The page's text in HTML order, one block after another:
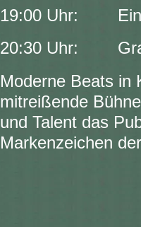
19:00 Uhr:
20:30 Uhr:
Moderne Beats in
mitreißende
und Talent das
Markenzeichen